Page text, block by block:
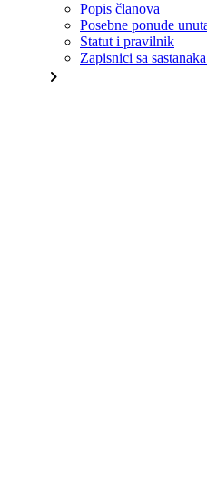
Popis članova
Posebne ponude
Statut i pravilnik
Zapisnici sa
chevron_right